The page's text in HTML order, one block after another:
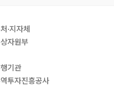
·지자체
자원부
기관
투자진흥공사